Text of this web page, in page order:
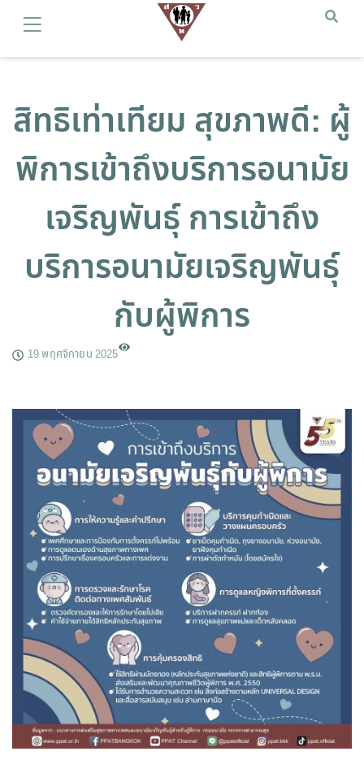
สิทธิเท่าเทียม สุขภาพดี: ผู้
พิการเข้าถึงบริการอนามัย
เจริญพันธุ์ การเข้าถึง
บริการอนามัยเจริญพันธุ์
กับผู้พิการ
19 พฤศจิกายน 2025